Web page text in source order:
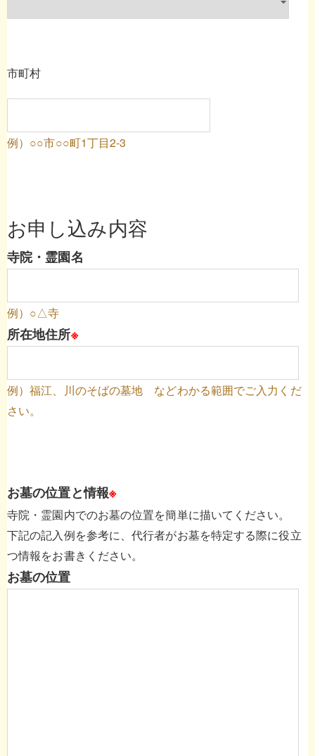
市町村
例）○○市○○町1丁目2-3
お申し込み内容
寺院・霊園名
例）○△寺
所在地住所※
例）福江、川のそばの墓地 などわかる範囲でご入力くだ
さい。
お墓の位置と情報※
寺院・霊園内でのお墓の位置を簡単に描いてください。
下記の記入例を参考に、代行者がお墓を特定する際に役立
つ情報をお書きください。
お墓の位置